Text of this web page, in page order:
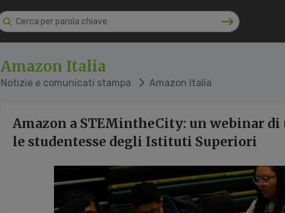
Amazon Italia
Notizie e comunicati stampa Amazon Italia
Amazon a STEMintheCity: un webinar
le studentesse degli Istituti Superiori